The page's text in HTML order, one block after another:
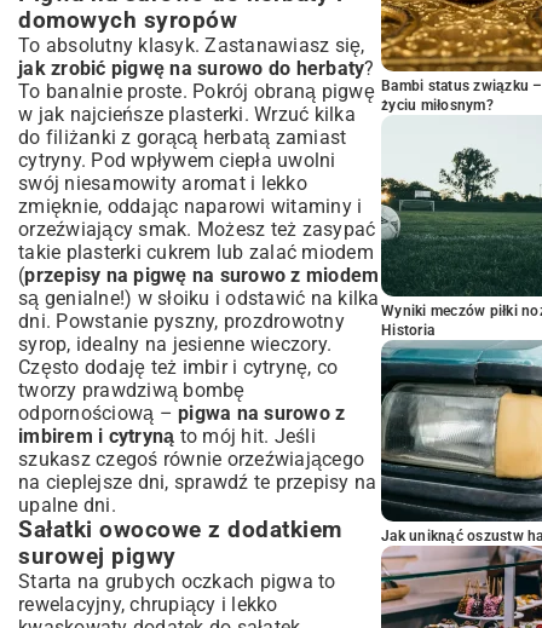
domowych syropów
To absolutny klasyk. Zastanawiasz się,
jak zrobić pigwę na surowo do herbaty?
To banalnie proste. Pokrój obraną pigwę
w jak najcieńsze plasterki. Wrzuć kilka
do filiżanki z gorącą herbatą zamiast
cytryny. Pod wpływem ciepła uwolni
swój niesamowity aromat i lekko
zmięknie, oddając naparowi witaminy i
orzeźwiający smak. Możesz też zasypać
takie plasterki cukrem lub zalać miodem
(przepisy na pigwę na surowo z miodem
są genialne!) w słoiku i odstawić na kilka
dni. Powstanie pyszny, prozdrowotny
syrop, idealny na jesienne wieczory.
Często dodaję też imbir i cytrynę, co
tworzy prawdziwą bombę
odpornościową – pigwa na surowo z
imbirem i cytryną to mój hit. Jeśli
szukasz czegoś równie orzeźwiającego
na cieplejsze dni, sprawdź te przepisy na
upalne dni.
Sałatki owocowe z dodatkiem
surowej pigwy
Starta na grubych oczkach pigwa to
rewelacyjny, chrupiący i lekko
Bambi status związku
życiu miłosnym?
Wyniki meczów piłki
Historia
Jak uniknąć oszustw